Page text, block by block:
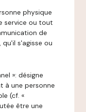
physique
service ou tout
de
s'agisse ou
»: désigne
à une personne
(cf. «
être une